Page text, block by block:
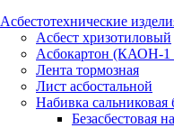
Асбестотехнические
Асбест хризотиловый
Асбокартон (КАОН-
Лента тормозная
Лист асбостальной
Набивка сальниковая
Безасбестовая